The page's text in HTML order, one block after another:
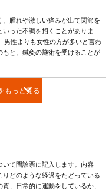
腫れや激しい痛みが出て関節を
った不調を招くことがありま
男性よりも女性の方が多いと言わ
と、鍼灸の施術を受けることが
もっと見る
て問診票に記入します。内容
どのような経過をたどっている
、日常的に運動をしているか、